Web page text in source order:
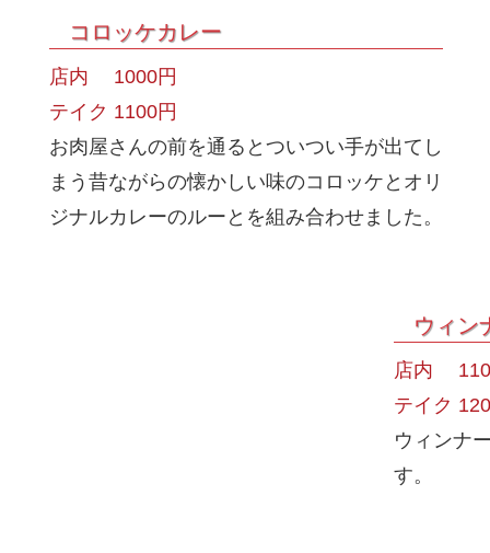
コロッケカレー
店内 1000円
テイク 1100円
お肉屋さんの前を通るとついつい手が出てし
まう昔ながらの懐かしい味のコロッケとオリ
ジナルカレーのルーとを組み合わせました。
ウィン
店内
テイク
ウィンナ
す。